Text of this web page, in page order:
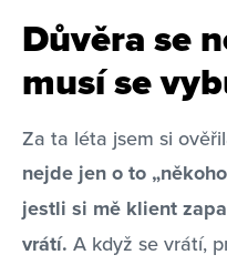
Důvěra se
musí se
Za ta léta jsem si
nejde jen o to
jestli si mě klient
vrátí. A když se vrátí,